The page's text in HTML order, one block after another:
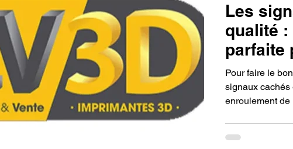
Formation à l'impression 3D CPF impression 3D à la
filament 3D Refaire une piece en 3D Filament PETG
3D postraitement SNAPMAKER
Les
qualité :
parfaite
bobine
mon
Pour faire le
signaux cachés
enroulement
fiches